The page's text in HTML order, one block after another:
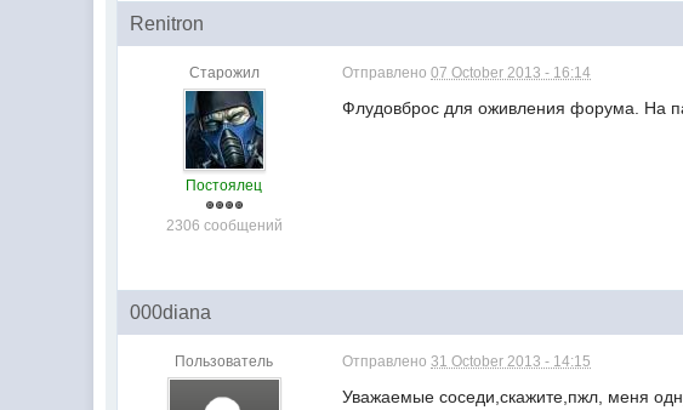
Renitron
Старожил
Постоялец
2306 сообщений
Отправлено07 October 2013 - 16:14
Флудовброс для оживления форума. На
000diana
Пользователь Отправлено31 October 2013 - 14:15
Уважаемые соседи,скажите,пжл, меня